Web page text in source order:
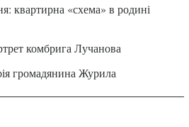
квартирна «схема» в родині
комбрига Лучанова
громадянина Журила